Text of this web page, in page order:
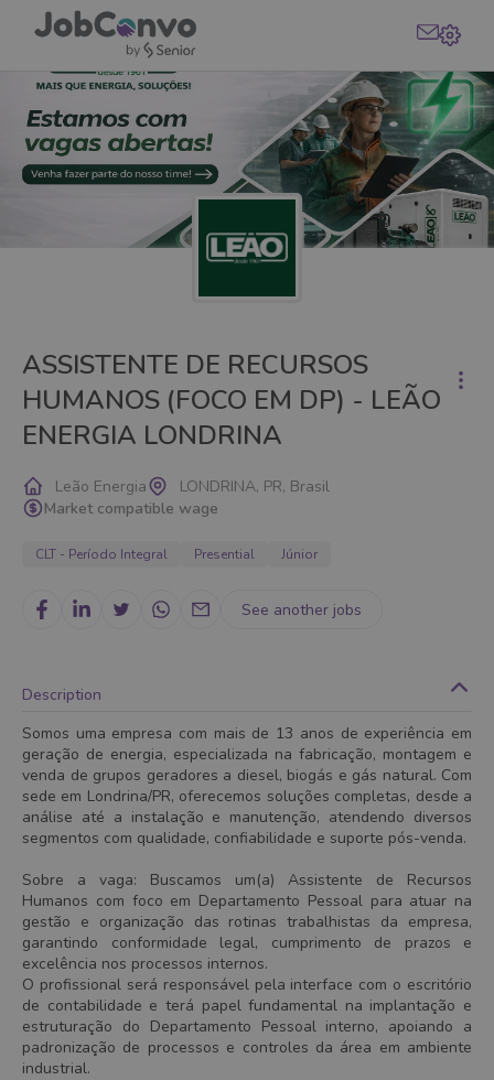
ASSISTENTE DE RECURSOS
HUMANOS (FOCO EM DP) - LEÃO
ENERGIA LONDRINA
Leão Energia
LONDRINA, PR, Brasil
Market compatible wage
CLT - Período Integral Presential Júnior
See another jobs
Description
Somos uma empresa com mais de 13 anos de experiência em
geração de energia, especializada na fabricação, montagem e
venda de grupos geradores a diesel, biogás e gás natural. Com
sede em Londrina/PR, oferecemos soluções completas, desde a
análise até a instalação e manutenção, atendendo diversos
segmentos com qualidade, confiabilidade e suporte pós-venda.
Sobre a vaga: Buscamos um(a) Assistente de Recursos
Humanos com foco em Departamento Pessoal para atuar na
gestão e organização das rotinas trabalhistas da empresa,
garantindo conformidade legal, cumprimento de prazos e
excelência nos processos internos.
O profissional será responsável pela interface com o escritório
de contabilidade e terá papel fundamental na implantação e
estruturação do Departamento Pessoal interno, apoiando a
padronização de processos e controles da área em ambiente
industrial.